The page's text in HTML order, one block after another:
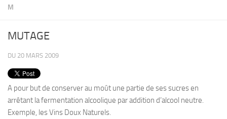
ACTUALITÉ
PRODUITS
RECETTES
Entrées
M
MUTAGE
DU 20 MARS 2009
A pour but de conserver au moût une partie de ses sucres en
arrêtant la fermentation alcoolique par addition d’alcool neutre.
Exemple, les Vins Doux Naturels.